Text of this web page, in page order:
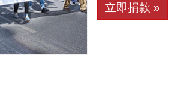
立即捐款 »